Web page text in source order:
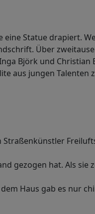
Statue drapiert.
Über
Björk und Christian
aus jungen Talenten
gezogen hat. Als sie
Haus gab es nur